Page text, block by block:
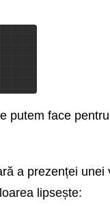
face
a prezenței
lipsește: